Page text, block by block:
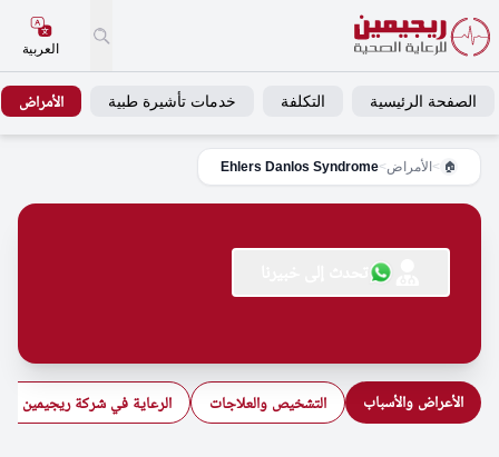
العربية
الصفحة الرئيسية التكلفة خدمات تأشيرة طبية الأمراض
🏠
> الأمراض>
Ehlers Danlos Syndrome
الأعراض والأسباب التشخيص والعلاجات الرعاية في شركة ريجيمين